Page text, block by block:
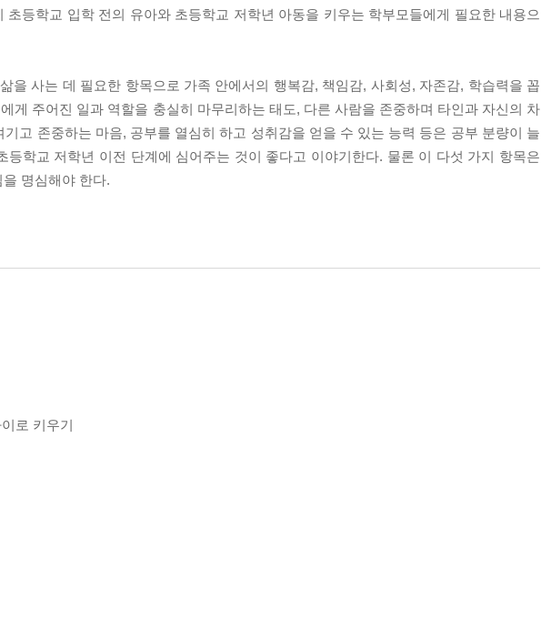
등학교 입학 전의 유아와 초등학교 저학년 아동을 키우는 학부모들에게 필요한 내용으
을 사는 데 필요한 항목으로 가족 안에서의 행복감, 책임감, 사회성, 자존감, 학습력을 꼽
게 주어진 일과 역할을 충실히 마무리하는 태도, 다른 사람을 존중하며 타인과 자신의 차
고 존중하는 마음, 공부를 열심히 하고 성취감을 얻을 수 있는 능력 등은 공부 분량이 늘
학교 저학년 이전 단계에 심어주는 것이 좋다고 이야기한다. 물론 이 다섯 가지 항목은
명심해야 한다.
로 키우기